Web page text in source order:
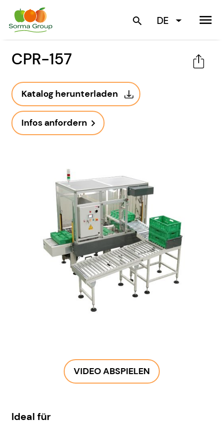
search DE menu
CPR-157
Katalog herunterladen
Infos anfordern navigate_next
VIDEO ABSPIELEN
Ideal für